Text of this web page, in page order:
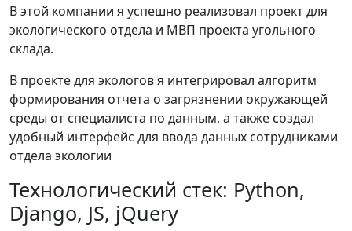
В этой компании я успешно реализовал проект для
экологического отдела и МВП проекта угольного
склада.
В проекте для экологов я интегрировал алгоритм
формирования отчета о загрязнении окружающей
среды от специалиста по данным, а также создал
удобный интерфейс для ввода данных сотрудниками
отдела экологии
Технологический стек: Python,
Django, JS, jQuery